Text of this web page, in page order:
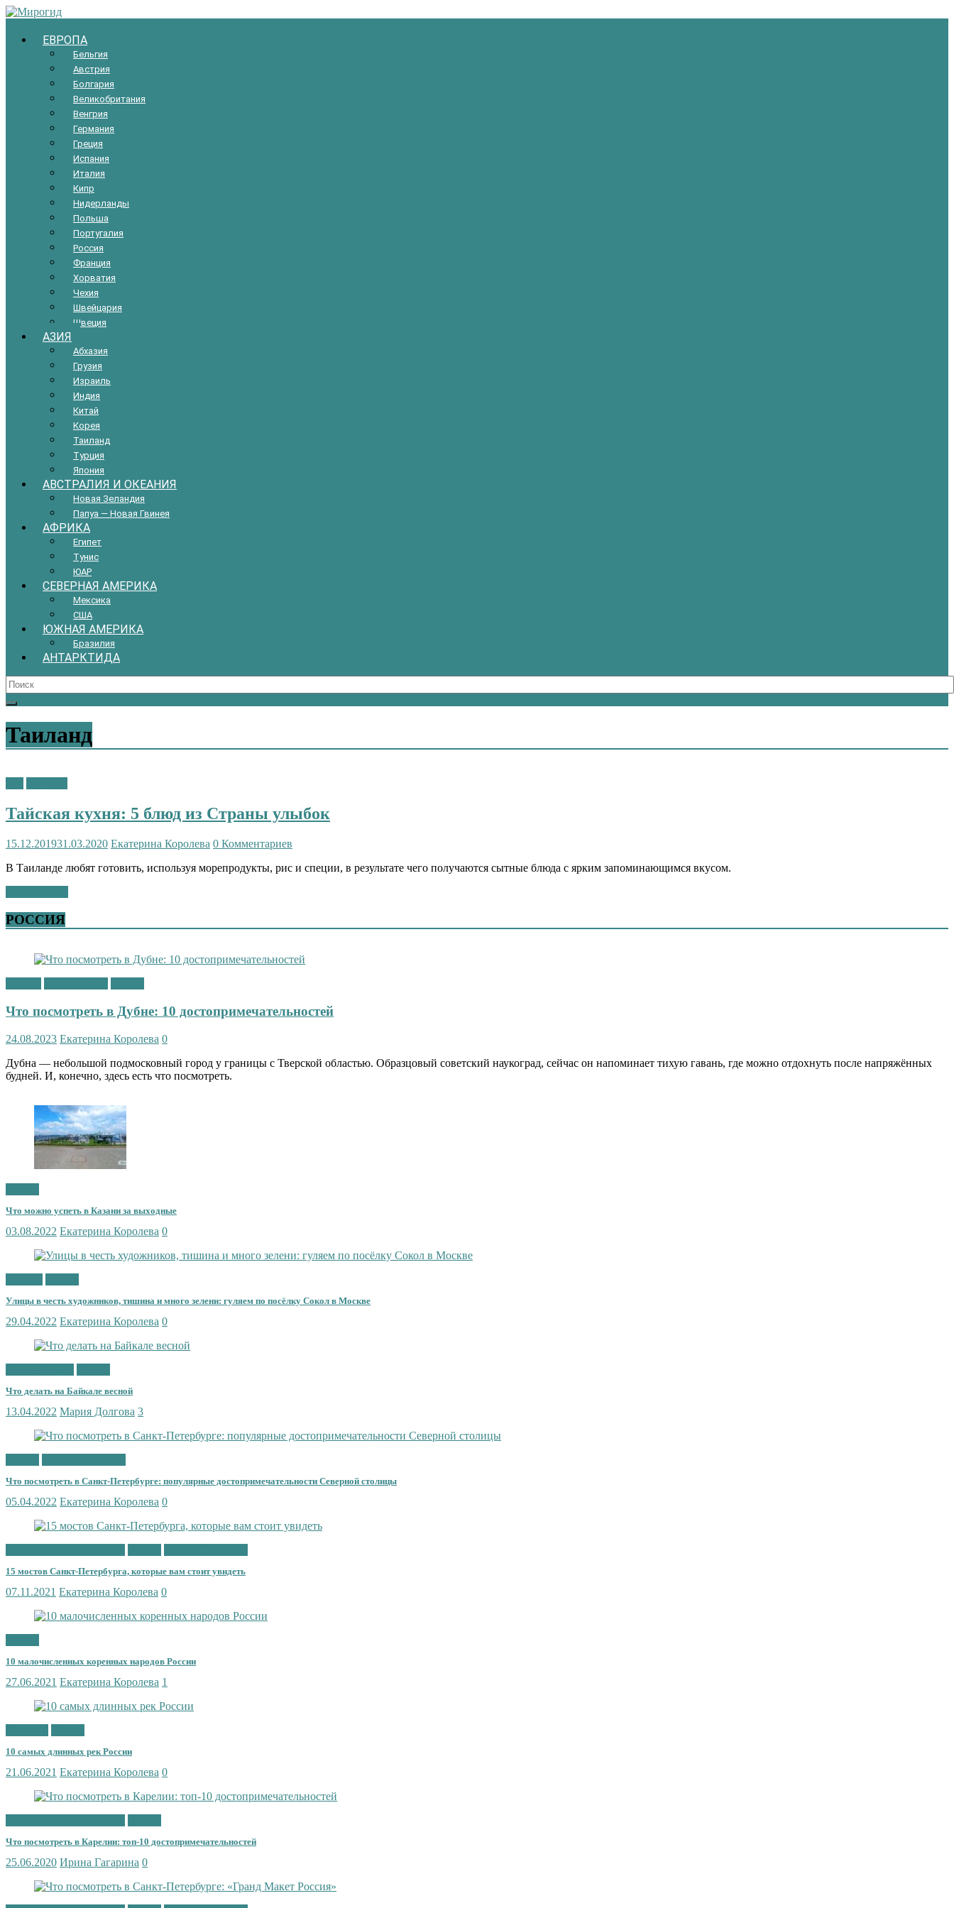
Мирогид
Путеводитель
ЕВРОПА
Бельгия
Австрия
Болгария
Великобритания
Венгрия
Германия
Греция
Испания
Италия
Кипр
Нидерланды
Польша
Португалия
Россия
Франция
Хорватия
Чехия
Швейцария
Швеция
АЗИЯ
Абхазия
Грузия
Израиль
Индия
Китай
Корея
Таиланд
Турция
Япония
АВСТРАЛИЯ И ОКЕАНИЯ
Новая Зеландия
Папуа — Новая Гвинея
АФРИКА
Египет
Тунис
ЮАР
СЕВЕРНАЯ АМЕРИКА
Мексика
США
ЮЖНАЯ АМЕРИКА
Бразилия
АНТАРКТИДА
Таиланд
Тайская кухня: 5 блюд из Страны улыбок
15.12.201931.03.2020 Екатерина Королева 0 Комментариев
В Таиланде любят готовить, используя морепродукты, рис и специи, в результате чего получаются сытные блюда с ярким запоминающимся вкусом.
РОССИЯ
Что посмотреть в Дубне: 10 достопримечательностей
24.08.2023 Екатерина Королева 0
Дубна — небольшой подмосковный город у границы с Тверской областью. Образцовый советский наукоград, сейчас он напоминает тихую гавань, где можно отдохнуть после напряжённых
будней. И, конечно, здесь есть что посмотреть.
Что можно успеть в Казани за выходные
03.08.2022 Екатерина Королева 0
Улицы в честь художников, тишина и много зелени: гуляем по посёлку Сокол в Москве
29.04.2022 Екатерина Королева 0
Что делать на Байкале весной
13.04.2022 Мария Долгова 3
Что посмотреть в Санкт-Петербурге: популярные достопримечательности Северной столицы
05.04.2022 Екатерина Королева 0
15 мостов Санкт-Петербурга, которые вам стоит увидеть
07.11.2021 Екатерина Королева 0
10 малочисленных коренных народов России
27.06.2021 Екатерина Королева 1
10 самых длинных рек России
21.06.2021 Екатерина Королева 0
Что посмотреть в Карелии: топ-10 достопримечатель­ностей
25.06.2020 Ирина Гагарина 0